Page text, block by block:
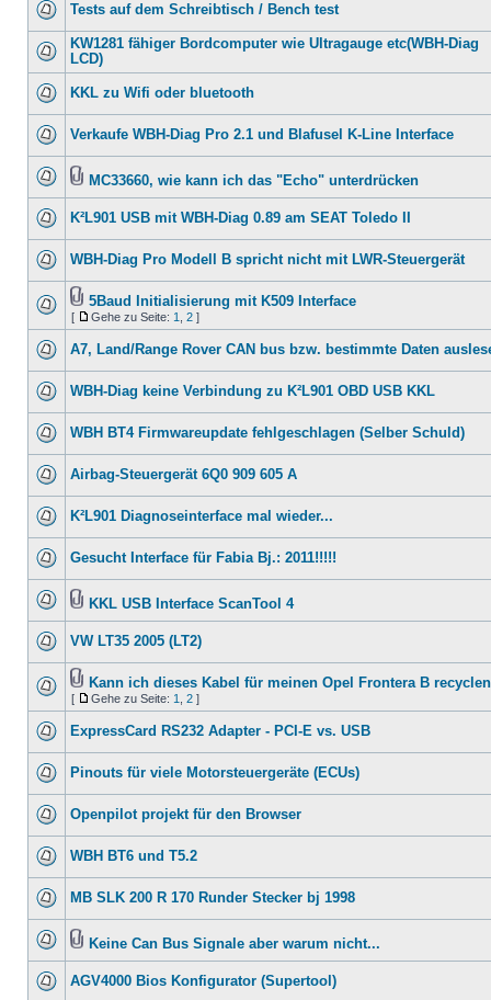
Tests auf dem Schreibtisch / Bench test
KW1281 fähiger Bordcomputer wie Ultragauge etc(WBH-Diag
LCD)
KKL zu Wifi oder bluetooth
Verkaufe WBH-Diag Pro 2.1 und Blafusel K-Line Interface
MC33660, wie kann ich das "Echo" unterdrücken
K²L901 USB mit WBH-Diag 0.89 am SEAT Toledo II
WBH-Diag Pro Modell B spricht nicht mit LWR-Steuergerät
5Baud Initialisierung mit K509 Interface
[ Gehe zu Seite: 1 2 ]
A7, Land/Range Rover CAN bus bzw. bestimmte Daten
WBH-Diag keine Verbindung zu K²L901 OBD USB KKL
WBH BT4 Firmwareupdate fehlgeschlagen (Selber Schuld)
Airbag-Steuergerät 6Q0 909 605 A
K²L901 Diagnoseinterface mal wieder...
Gesucht Interface für Fabia Bj.: 2011!!!!!
KKL USB Interface ScanTool 4
VW LT35 2005 (LT2)
Kann ich dieses Kabel für meinen Opel Frontera B
[ Gehe zu Seite: 1 2 ]
ExpressCard RS232 Adapter - PCI-E vs. USB
Pinouts für viele Motorsteuergeräte (ECUs)
Openpilot projekt für den Browser
WBH BT6 und T5.2
MB SLK 200 R 170 Runder Stecker bj 1998
Keine Can Bus Signale aber warum nicht...
AGV4000 Bios Konfigurator (Supertool)